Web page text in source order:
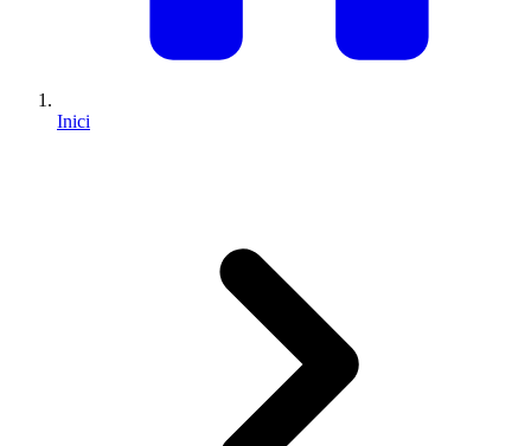
Inici